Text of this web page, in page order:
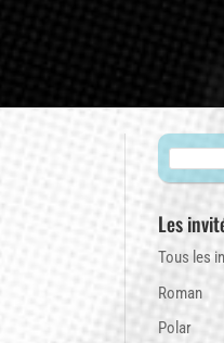
Les
Tous les
Roman
Polar